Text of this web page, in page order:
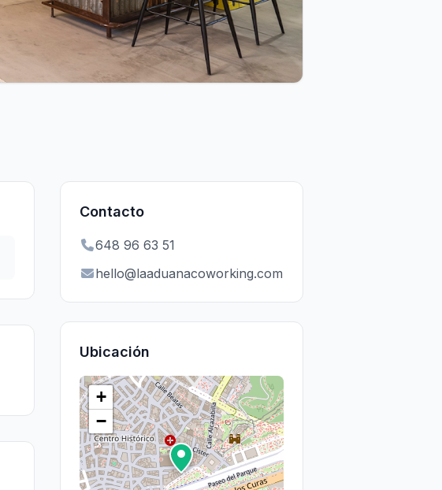
Contacto
648 96 63 51
hello@laaduanacoworking.com
Ubicación
+
−